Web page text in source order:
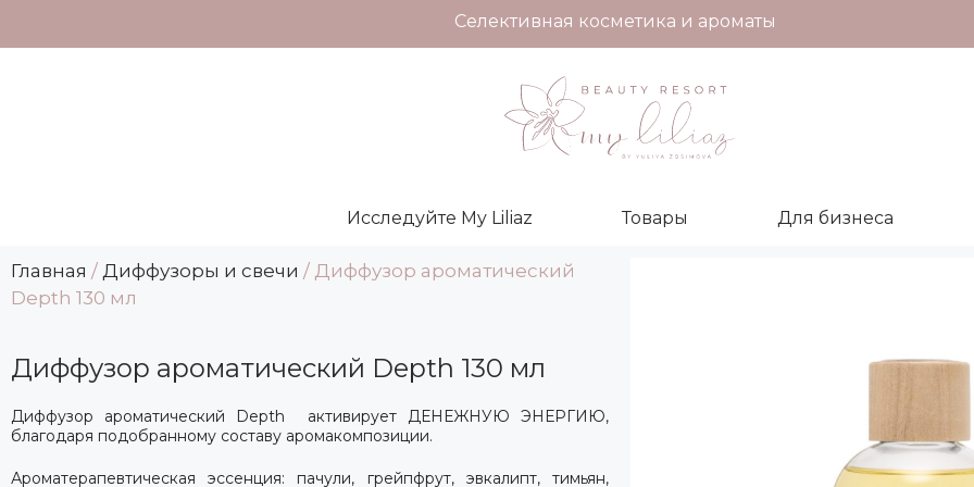
Селективная косметика и ароматы
Исследуйте My Liliaz Товары Для бизнеса
Главная / Диффузоры и свечи / Диффузор ароматический
Depth 130 мл
Диффузор ароматический Depth 130 мл
Диффузор ароматический Depth активирует ДЕНЕЖНУЮ ЭНЕРГИЮ,
благодаря подобранному составу аромакомпозиции.
Ароматерапевтическая эссенция: пачули, грейпфрут, эвкалипт, тимьян,